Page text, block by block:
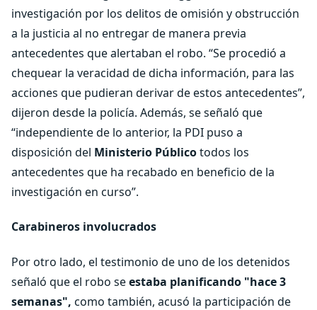
investigación por los delitos de omisión y obstrucción
a la justicia al no entregar de manera previa
antecedentes que alertaban el robo. “Se procedió a
chequear la veracidad de dicha información, para las
acciones que pudieran derivar de estos antecedentes”,
dijeron desde la policía. Además, se señaló que
“independiente de lo anterior, la PDI puso a
disposición del Ministerio Públicotodos los
antecedentes que ha recabado en beneficio de la
investigación en curso”.
Carabineros involucrados
Por otro lado, el testimonio de uno de los detenidos
señaló que el robo seestaba planificando "hace 3
semanas", como también, acusó la participación de